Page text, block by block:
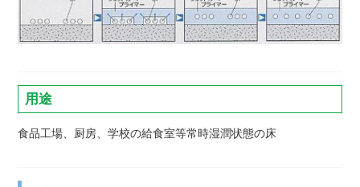
用途
食品工場、厨房、学校の給食室等常時湿潤状態の床